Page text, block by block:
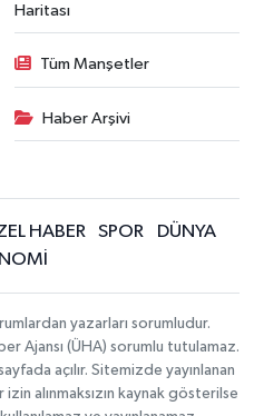
Haritası
Tüm Manşetler
Haber Arşivi
HABER SPOR
DÜNYA
yazarları sorumludur.
Ajansı (ÜHA) sorumlu tutulamaz.
açılır. Sitemizde yayınlanan
alınmaksızın kaynak gösterilse